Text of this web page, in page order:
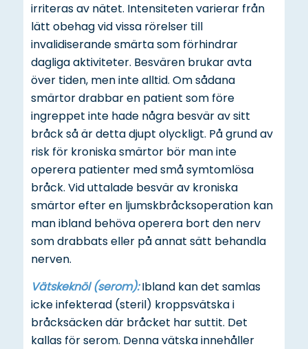
irriteras av nätet. Intensiteten varierar från
lätt obehag vid vissa rörelser till
invalidiserande smärta som förhindrar
dagliga aktiviteter. Besvären brukar avta
över tiden, men inte alltid. Om sådana
smärtor drabbar en patient som före
ingreppet inte hade några besvär av sitt
bråck så är detta djupt olyckligt. På grund av
risk för kroniska smärtor bör man inte
operera patienter med små symtomlösa
bråck. Vid uttalade besvär av kroniska
smärtor efter en ljumskbråcksoperation kan
man ibland behöva operera bort den nerv
som drabbats eller på annat sätt behandla
nerven.
Vätskeknöl (serom):Ibland kan det samlas
icke infekterad (steril) kroppsvätska i
bråcksäcken där bråcket har suttit. Det
kallas för serom. Denna vätska innehåller